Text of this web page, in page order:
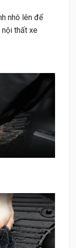
nhô lên để
nội thất xe